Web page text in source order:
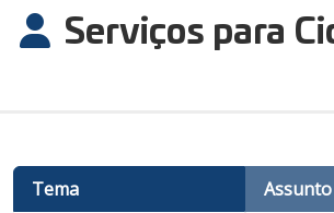
Serviços para
Tema
Assunto